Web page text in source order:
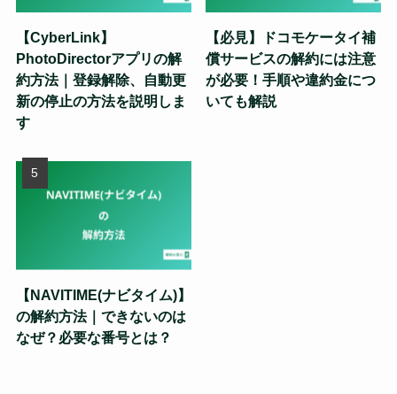
【CyberLink】
PhotoDirectorアプリの解
約方法｜登録解除、自動更
新の停止の方法を説明しま
す
【必見】ドコモケータイ補
償サービスの解約には注意
が必要！手順や違約金につ
いても解説
【NAVITIME(ナビタイム)】
の解約方法｜できないのは
なぜ？必要な番号とは？